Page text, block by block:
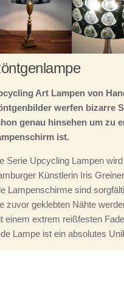
Art Lampen von
werfen bizarre
genau hinsehen um zu
ist.
Serie Upcycling Lampen
Künstlerin Iris
Lampenschirme sind
zuvor geklebten Nähte
einem extrem reißfesten
Lampe ist ein absolutes